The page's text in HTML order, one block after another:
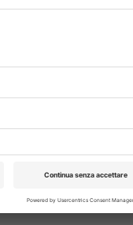
nuova
non
identifica l’attività